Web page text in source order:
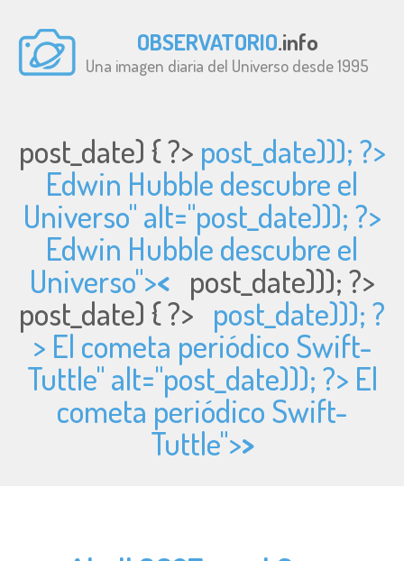
OBSERVATORIO.info
Una imagen diaria del Universo desde 1995
post_date) { ?> post_date))); ?>
Edwin Hubble descubre el
Universo" alt="post_date))); ?>
Edwin Hubble descubre el
Universo">< post_date))); ?>
post_date) { ?> post_date))); ?
> El cometa periódico Swift-
Tuttle" alt="post_date))); ?> El
cometa periódico Swift-
Tuttle">>